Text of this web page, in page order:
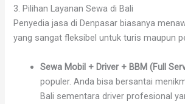
3. Pilihan Layanan Sewa di Bali
Penyedia jasa di Denpasar biasanya
yang sangat fleksibel untuk turis maupun
Sewa Mobil + Driver + BBM (Full
populer. Anda bisa bersantai
Bali sementara driver profesional